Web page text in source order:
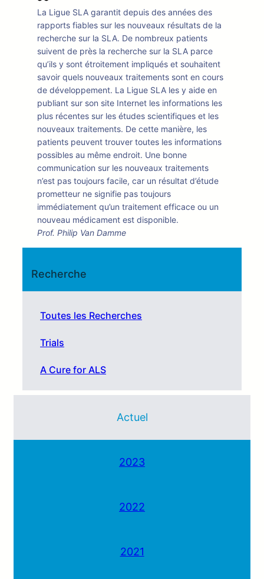
La Ligue SLA garantit depuis des années des
rapports fiables sur les nouveaux résultats de la
recherche sur la SLA. De nombreux patients
suivent de près la recherche sur la SLA parce
qu’ils y sont étroitement impliqués et souhaitent
savoir quels nouveaux traitements sont en cours
de développement. La Ligue SLA les y aide en
publiant sur son site Internet les informations les
plus récentes sur les études scientifiques et les
nouveaux traitements. De cette manière, les
patients peuvent trouver toutes les informations
possibles au même endroit. Une bonne
communication sur les nouveaux traitements
n’est pas toujours facile, car un résultat d’étude
prometteur ne signifie pas toujours
immédiatement qu’un traitement efficace ou un
nouveau médicament est disponible.
Prof. Philip Van Damme
Recherche
Toutes les Recherches
Trials
A Cure for ALS
Actuel
2023
2022
2021